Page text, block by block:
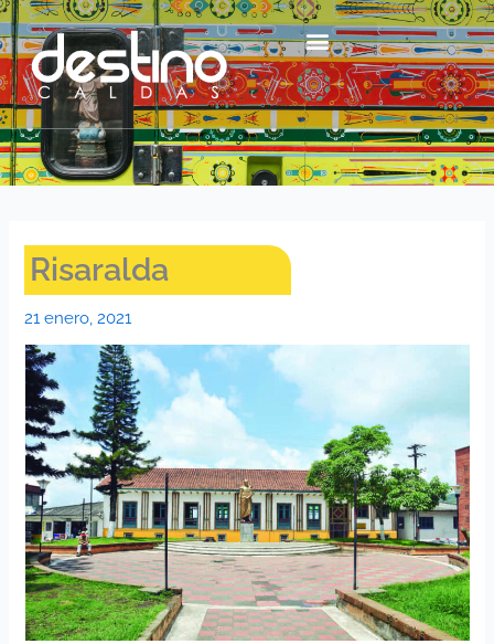
contenido
Ir
al
contenido
Risaralda
21 enero, 2021